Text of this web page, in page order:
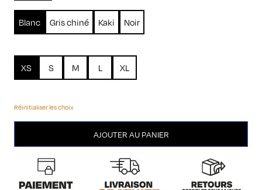
Blanc Gris chiné Kaki Noir
XS S M L XL
Réinitialiser les choix
AJOUTER AU PANIER